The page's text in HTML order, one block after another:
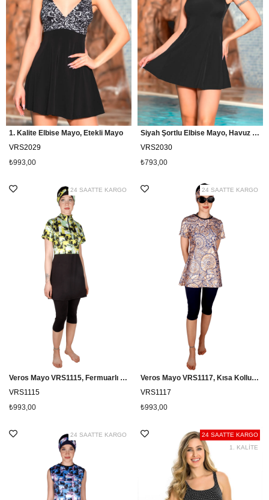
1. Kalite Elbise Mayo, Etekli Mayo
VRS2029
₺993,00
Siyah Şortlu Elbise Mayo, Havuz Mayosu
VRS2030
₺793,00
Veros Mayo VRS1115, Fermuarlı Yarım Kapalı Tesettür Mayo
VRS1115
₺993,00
24 SAATTE KARGO
Veros Mayo VRS1117, Kısa Kollu Havuz Mayosu
VRS1117
₺993,00
24 SAATTE KARGO
24 SAATTE KARGO
24 SAATTE KARGO
1. KALİTE